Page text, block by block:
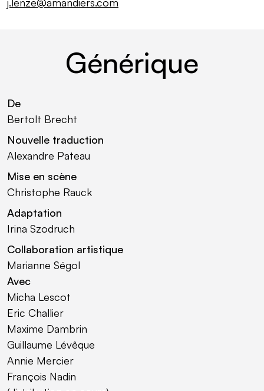
Générique
De
Bertolt Brecht
Nouvelle traduction
Alexandre Pateau
Mise en scène
Christophe Rauck
Adaptation
Irina Szodruch
Collaboration artistique
Marianne Ségol
Avec
Micha Lescot
Eric Challier
Maxime Dambrin
Guillaume Lévêque
Annie Mercier
François Nadin